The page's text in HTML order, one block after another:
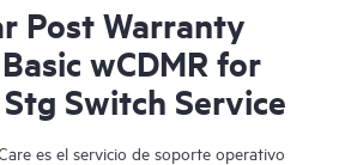
Post Warranty
wCDMR for
Switch Service
es el servicio de soporte operativo